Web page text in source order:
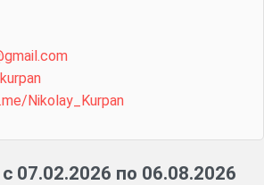
Nikolay_Kurpan
07.02.2026 по 06.08.2026